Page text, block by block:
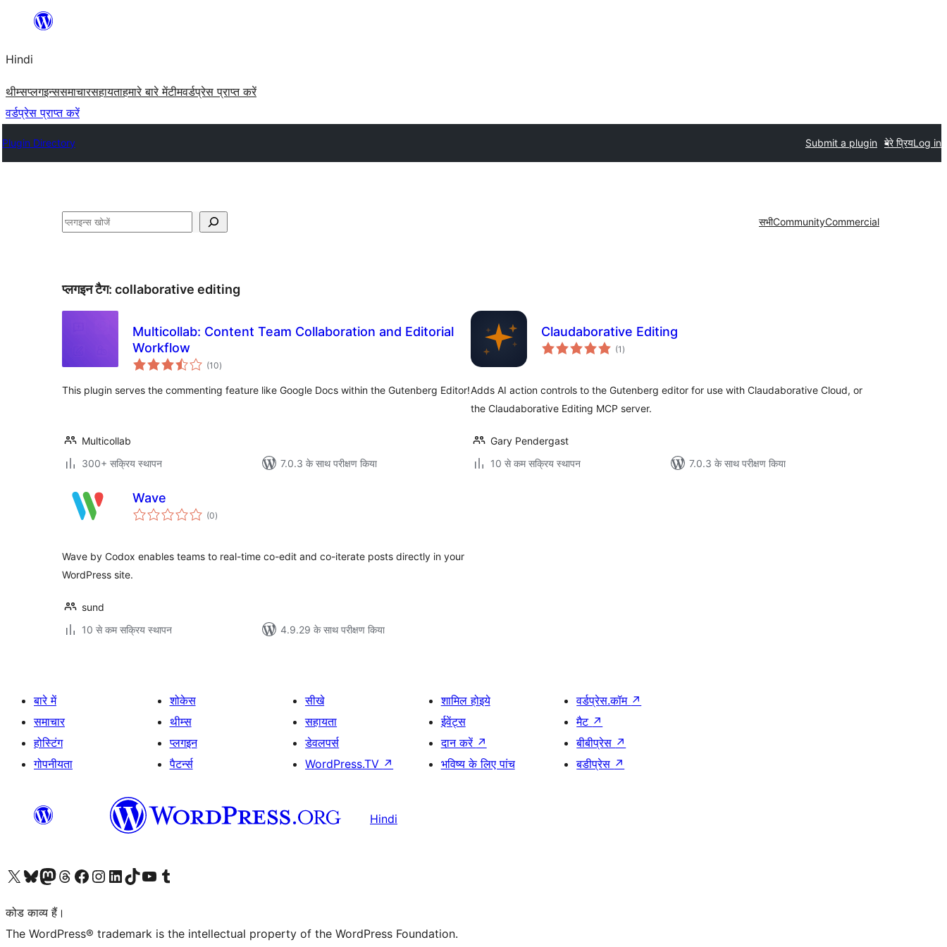
सामग्री
जाएं
Hindi
थीम्सप्लगइन्ससमाचारसहायताहमारे बारे मेंटीमवर्डप्रेस प्राप्त करें
वर्डप्रेस प्राप्त करें
Plugin Directory Submit a plugin मेरे प्रियLog in
खोजें सभीCommunityCommercial
प्लगइन टैग: collaborative editing
Multicollab: Content Team Collaboration and Editorial
Workflow
(10कुल
दर)
This plugin serves the commenting feature like Google Docs within the Gutenberg Editor!
Multicollab
300+ सक्रिय स्थापन
7.0.3 के साथ परीक्षण किया
Claudaborative Editing
(1 कुल
दर)
Adds AI action controls to the Gutenberg editor for use with Claudaborative Cloud, or
the Claudaborative Editing MCP server.
Gary Pendergast
10 से कम सक्रिय स्थापन
7.0.3 के साथ परीक्षण किया
Wave
(0कुल
दर)
Wave by Codox enables teams to real-time co-edit and co-iterate posts directly in your
WordPress site.
sund
10 से कम सक्रिय स्थापन
4.9.29 के साथ परीक्षण किया
बारे में
समाचार
होस्टिंग
गोपनीयता
शोकेस
थीम्स
प्लगइन
पैटर्न्स
सीखे
सहायता
डेवलपर्स
WordPress.TV ↗
शामिल होइये
ईवेंट्स
दान करें ↗
भविष्य के लिए पांच
वर्डप्रेस.कॉम ↗
मैट ↗
बीबीप्रेस ↗
बडीप्रेस ↗
Hindi
Visit our X (formerly Twitter) account
हमारे बलुस्की खाते पर जाएँVisit our Mastodon account
हमारे थ्रेड्स अकाउंट पर जाएंहमारे फेसबुक पेज पर जाएँहमारे इंस्टाग्राम अकाउंट पर जाएंहमारे लिंक्डइन खाते पर जाएँहमारे टिकटॉक खाते पर जाएँहमारे यूट्यूब चैनल पर जाएंहमारे Tumblr खाते पर जाएँ
कोड काव्य हैं।
The WordPress® trademark is the intellectual property of the WordPress Foundation.